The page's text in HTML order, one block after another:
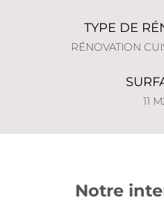
TYPE DE
RÉNOVATION
11
Notre